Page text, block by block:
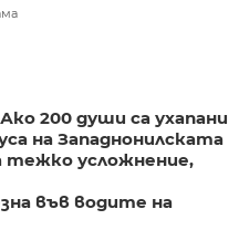
200 души са ухапани
на Западнонилската
тежко усложнение,
във водите на